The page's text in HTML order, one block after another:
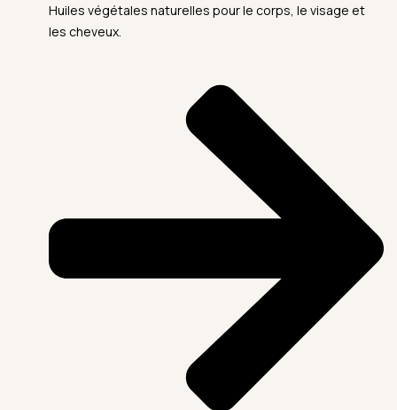
Huiles végétales naturelles pour le corps, le visage et
les cheveux.